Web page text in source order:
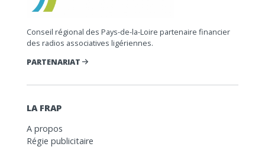
Conseil régional des Pays-de-la-Loire partenaire financier
des radios associatives ligériennes.
PARTENARIAT
LA FRAP
A propos
Régie publicitaire